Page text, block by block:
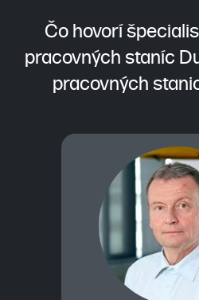
Čo hovorí
pracovných staníc
pracovných